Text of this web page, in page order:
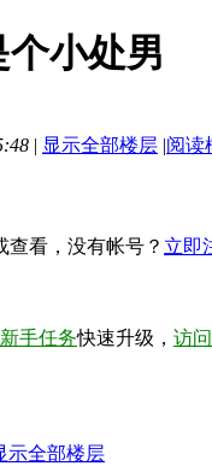
个小处男
| 显示全部楼层 |阅读
查看，没有帐号？ 立即
新手任务快速升级， 访
示全部楼层